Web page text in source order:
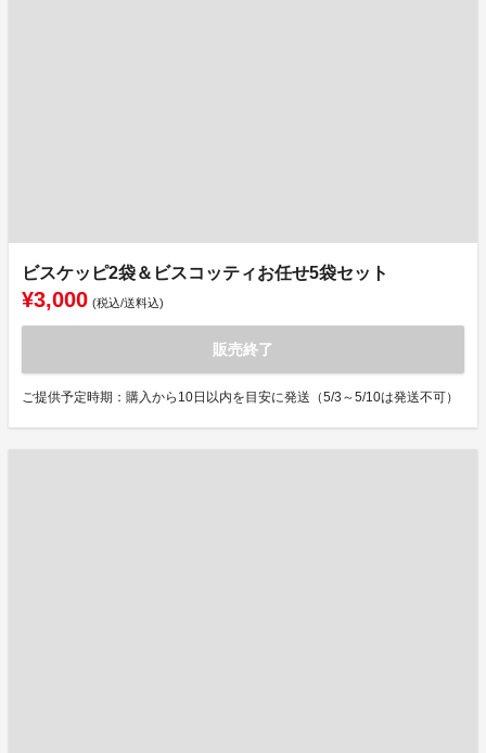
ビスケッピ2袋＆ビスコッティお任せ5袋セット
¥3,000 (税込/送料込)
販売終了
ご提供予定時期：購入から10日以内を目安に発送（5/3～5/10は発送不可）